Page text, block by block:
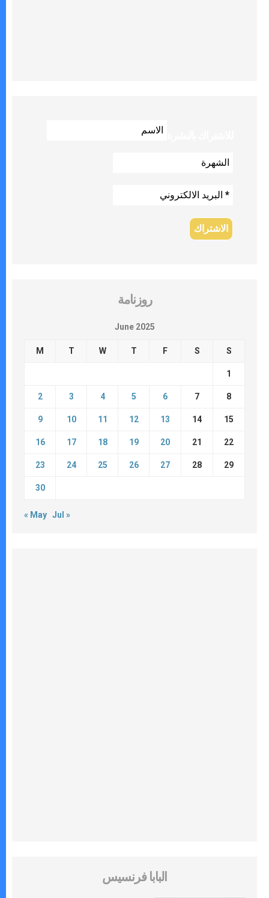
روزنامة
June 2025
M T W T F S S
1
2 3 4 5 6 7 8
9 10 11 12 13 14 15
16 17 18 19 20 21 22
23 24 25 26 27 28 29
30
« May Jul »
البابا فرنسيس